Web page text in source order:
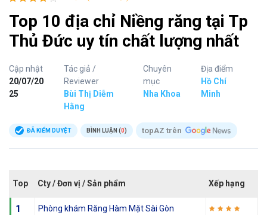
Top 10 địa chỉ Niềng răng tại Tp
Thủ Đức uy tín chất lượng nhất
Cập nhật
20/07/20
25
Tác giả /
Reviewer
Bùi Thị Diễm
Hằng
Chuyên
mục
Nha Khoa
Địa điểm
Hồ Chí
Minh
ĐÃ KIỂM DUYỆT BÌNH LUẬN (0) topAZ trên
Top Cty / Đơn vị / Sản phẩm Xếp hạng
1 Phòng khám Răng Hàm Mặt Sài Gòn